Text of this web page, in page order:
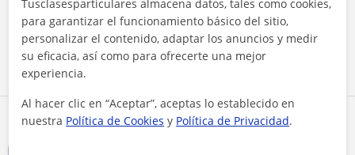
Apoyo escolar para ESO
Profesores de Química
Apoyo escolar
Clases de Historia
Clases de FCE First
Certificate in English
Profesores de Física
Tusclasesparticulares almacena datos, tales como cookies,
para garantizar el funcionamiento básico del sitio,
personalizar el contenido, adaptar los anuncios y medir
su eficacia, así como para ofrecerte una mejor
experiencia.
Al hacer clic en “Aceptar”, aceptas lo establecido en
nuestra Política de Cookies y Política de Privacidad.